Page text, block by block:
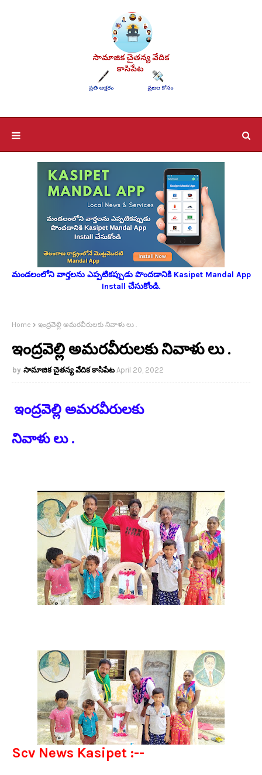
మండలంలోని వార్తలను ఎప్పటికప్పుడు పొందడానికి Kasipet Mandal App
Install చేసుకోండి.
Home ఇంద్రవెల్లి అమరవీరులకు నివాళు లు .
ఇంద్రవెల్లి అమరవీరులకు నివాళు లు .
సామాజిక చైతన్య వేదిక కాసిపేట April 20, 2022
ఇంద్రవెల్లి అమరవీరులకు
నివాళు లు .
Scv News Kasipet :--